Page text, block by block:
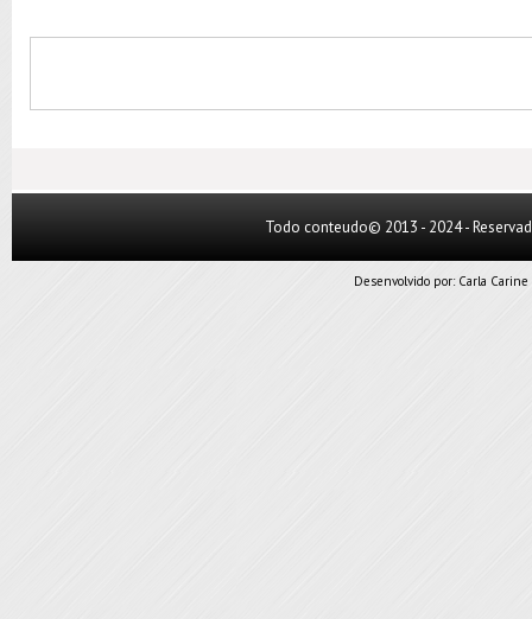
Todo conteudo© 2013 - 2024 -
Desenvolvido por: Carla Carine